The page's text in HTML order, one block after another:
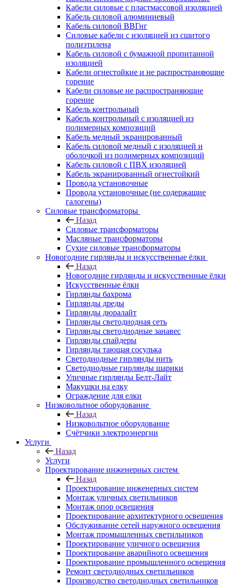
Кабели силовые с пластмассовой изоляцией
Кабель силовой алюминиевый
Кабель силовой ВВГнг
Силовые кабели с изоляцией из сшитого
полиэтилена
Кабель силовой с бумажной пропитанной
изоляцией
Кабели огнестойкие и не распространяющие
горение
Кабели силовые не распространяющие
горение
Кабель контрольный
Кабель контрольный с изоляцией из
полимерных композиций
Кабель медный экранированный
Кабель силовой медный с изоляцией и
оболочкой из полимерных композиций
Кабель силовой с ПВХ изоляцией
Кабель экранированный огнестойкий
Провода установочные
Провода установочные (не содержащие
галогены)
Силовые трансформаторы
Назад
Силовые трансформаторы
Масляные трансформаторы
Сухие силовые трансформаторы
Новогодние гирлянды и искусственные ёлки
Назад
Новогодние гирлянды и искусственные ёлки
Искусственные ёлки
Гирлянды бахрома
Гирлянды дреды
Гирлянды дюралайт
Гирлянды светодиодная сеть
Гирлянды светодиодные занавес
Гирлянды спайдеры
Гирлянды тающая сосулька
Светодиодные гирлянды нить
Светодиодные гирлянды шарики
Уличные гирлянды Белт-Лайт
Макушки на елку
Ограждение для елки
Низковольтное оборудование
Назад
Низковольтное оборудование
Счётчики электроэнергии
Услуги
Назад
Услуги
Проектирование инженерных систем
Назад
Проектирование инженерных систем
Монтаж уличных светильников
Монтаж опор освещения
Проектирование архитектурного освещения
Обслуживание сетей наружного освещения
Монтаж промышленных светильников
Проектирование уличного освещения
Проектирование аварийного освещения
Проектирование промышленного освещения
Ремонт светодиодных светильников
Производство светодиодных светильников